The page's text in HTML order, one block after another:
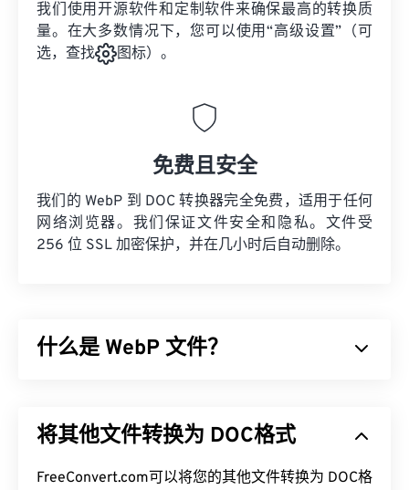
我们使用开源软件和定制软件来确保最高的转换质
量。在大多数情况下，您可以使用“高级设置”（可
选，查找
图标）。
免费且安全
我们的 WebP 到 DOC 转换器完全免费，适用于任何
网络浏览器。我们保证文件安全和隐私。文件受
256 位 SSL 加密保护，并在几小时后自动删除。
什么是 WebP 文件？
JPEG (JPG)和便携式网络图形 (PNG)文件小 30%，
的加载速度非常快。
将其他文件转换为 DOC格式
FreeConvert.com可以将您的其他文件转换为 DOC格